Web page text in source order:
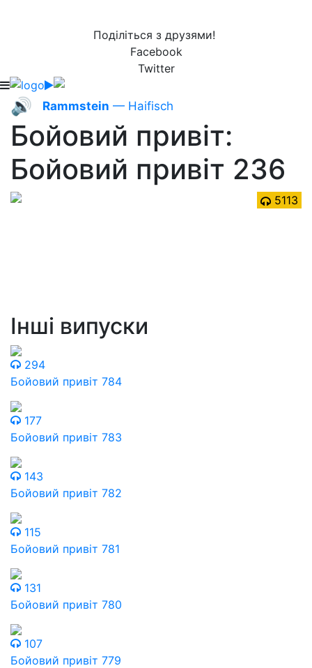
Поділіться з друзями!
Facebook
Twitter
🔊 Rammstein — Haifisch
Бойовий привіт:
Бойовий привіт 236
5113
Інші випуски
294
Бойовий привіт 784
177
Бойовий привіт 783
143
Бойовий привіт 782
115
Бойовий привіт 781
131
Бойовий привіт 780
107
Бойовий привіт 779